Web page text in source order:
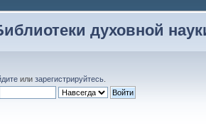
духовной
или зарегистрируйтесь